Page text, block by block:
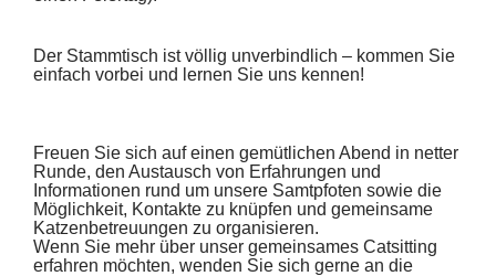
Der Stammtisch ist völlig unverbindlich – kommen Sie
einfach vorbei und lernen Sie uns kennen!
Freuen Sie sich auf einen gemütlichen Abend in netter
Runde, den Austausch von Erfahrungen und
Informationen rund um unsere Samtpfoten sowie die
Möglichkeit, Kontakte zu knüpfen und gemeinsame
Katzenbetreuungen zu organisieren.
Wenn Sie mehr über unser gemeinsames Catsitting
erfahren möchten, wenden Sie sich gerne an die